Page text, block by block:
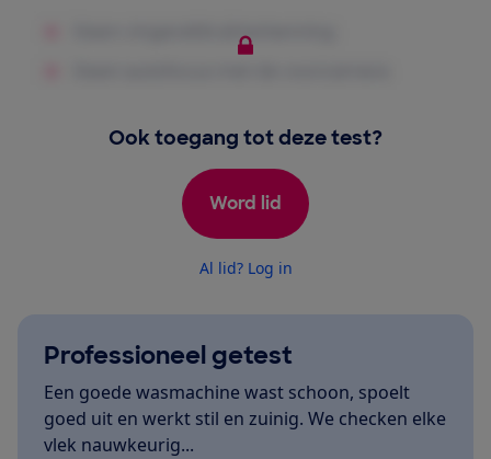
Ook toegang tot deze test?
Word lid
Al lid? Log in
Professioneel getest
Een goede wasmachine wast schoon, spoelt
goed uit en werkt stil en zuinig. We checken elke
vlek nauwkeurig...